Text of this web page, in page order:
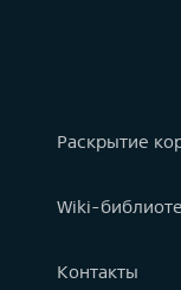
Раскрытие
Wiki-
Контакты